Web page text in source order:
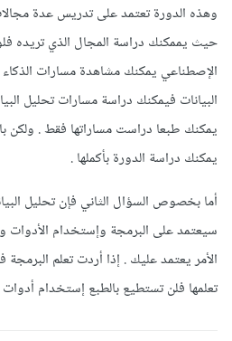
وهذه الدورة تعتمد على تدريس عدة
حيث يممكنك دراسة المجال الذي تريده
الإصطناعي يمكنك مشاهدة مسارات
البيانات فيمكنك دراسة مسارات تحليل
يمكنك طبعا دراست مساراتها فقط . ولكن
يمكنك دراسة الدورة بأكملها .
أما بخصوص السؤال الثاني فإن تحليل
سيعتمد على البرمجة وإستخدام الأدوات
الأمر يعتمد عليك . إذا أردت تعلم البرمجة
تعلمها فلن تستطيع بالطبع إستخدام أدوات